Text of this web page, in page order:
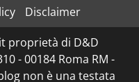
Disclaimer
proprietà di D&D
- 00184 Roma RM -
non è una testata